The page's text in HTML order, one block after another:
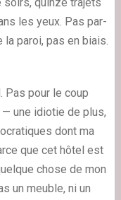
quinze trajets
les yeux. Pas par-
la paroi, pas en biais.
Pas pour le coup
— une idiotie de plus,
dont ma
que cet hôtel est
chose de mon
un meuble, ni un